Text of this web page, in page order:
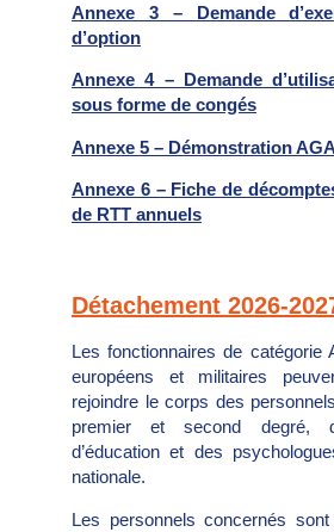
Annexe 3 – Demande
d’option
Annexe 4 – Demande
sous forme de congés
Annexe 5 – Démonstration
Annexe 6 – Fiche de
de RTT annuels
Détachement 2026-
Les fonctionnaires de catégorie
européens et militaires
rejoindre le corps des
premier et second degré,
d’éducation et des
nationale.
Les personnels concernés